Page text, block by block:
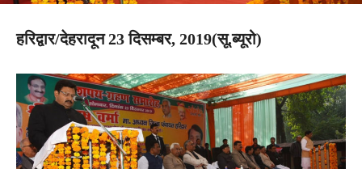
हरिद्वार/देहरादून 23 दिसम्बर, 2019(सू.ब्यूरो)